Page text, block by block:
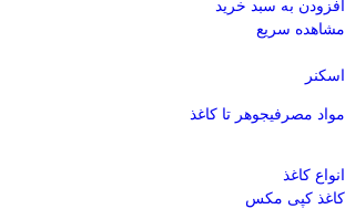
افزودن به سبد خرید
مشاهده سریع
اسکنر
مواد مصرفیجوهر تا کاغذ
انواع کاغذ
کاغذ کپی مکس